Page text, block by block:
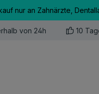
nur an Zahnärzte,
von 24h 10